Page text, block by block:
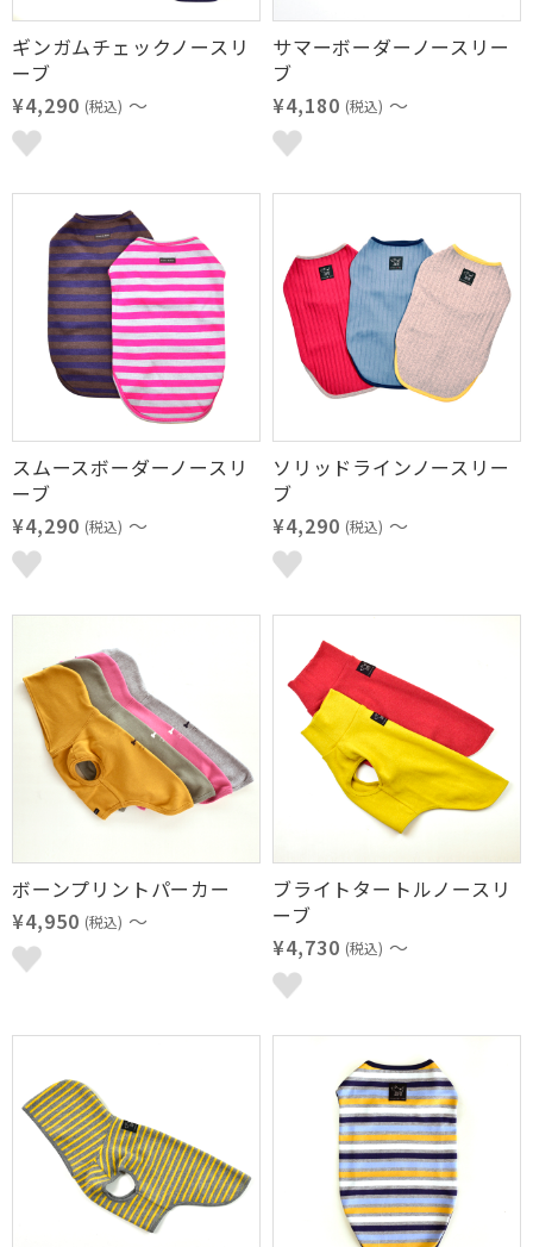
ギンガムチェックノースリ
ーブ
¥4,290 (税込) ～
サマーボーダーノースリー
ブ
¥4,180 (税込) ～
スムースボーダーノースリ
ーブ
¥4,290 (税込) ～
ソリッドラインノースリー
ブ
¥4,290 (税込) ～
ボーンプリントパーカー
¥4,950 (税込) ～
ブライトタートルノースリ
ーブ
¥4,730 (税込) ～